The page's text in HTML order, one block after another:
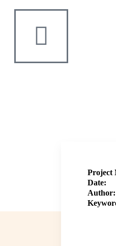
Project
Date:
Author: